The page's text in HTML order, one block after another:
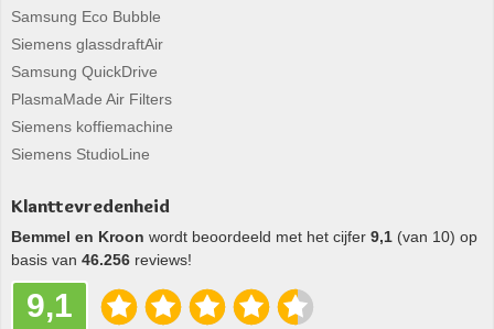
Samsung Eco Bubble
Siemens glassdraftAir
Samsung QuickDrive
PlasmaMade Air Filters
Siemens koffiemachine
Siemens StudioLine
Klanttevredenheid
Bemmel en Kroon wordt beoordeeld met het cijfer 9,1 (van 10) op
basis van 46.256 reviews!
9,1